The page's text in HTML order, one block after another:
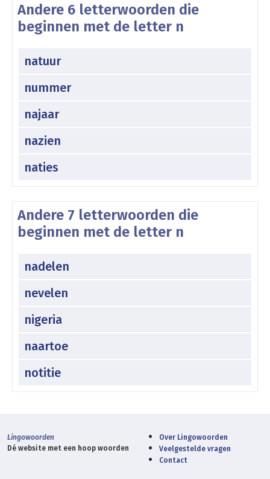
Andere 6 letterwoorden die
beginnen met de letter n
natuur
nummer
najaar
nazien
naties
Andere 7 letterwoorden die
beginnen met de letter n
nadelen
nevelen
nigeria
naartoe
notitie
Lingowoorden
Dé website met een hoop woorden
Over Lingowoorden
Veelgestelde vragen
Contact